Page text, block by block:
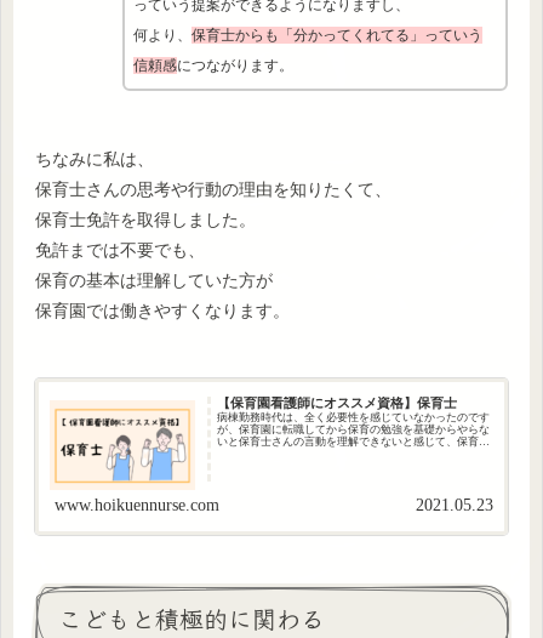
っていう提案ができるようになりますし、
何より、保育士からも「分かってくれてる」っていう
信頼感につながります。
ちなみに私は、
保育士さんの思考や行動の理由を知りたくて、
保育士免許を取得しました。
免許までは不要でも、
保育の基本は理解していた方が
保育園では働きやすくなります。
【保育園看護師にオススメ資格】保育士
病棟勤務時代は、全く必要性を感じていなかったのです
が、保育園に転職してから保育の勉強を基礎からやらな
いと保育士さんの言動を理解できないと感じて、保育士
www.hoikuennurse.com 2021.05.23
こどもと積極的に関わる